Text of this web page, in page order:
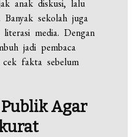
anak diskusi, lalu
sekolah juga
media. Dengan
jadi pembaca
cek fakta sebelum
Agar